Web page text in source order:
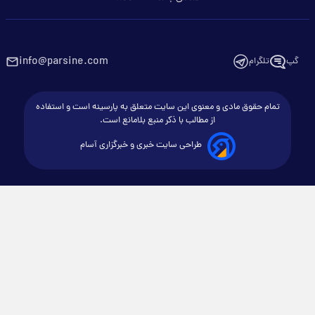
گپ تلگرام info@parsine.com
تمام حقوق مادی و معنوی این سایت متعلق به پارسینه است و استفاده
از مطالب با ذکر منبع بلامانع است.
طراحی سایت خبری و خبرگزاری آسام